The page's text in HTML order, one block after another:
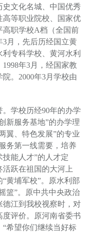
文化名城、中国优秀
等职业院校、国家优
高职学校A档（全国前
3月，先后历经国立黄
专科学校、黄河水利
年3月，经国家教
。2000年3月学校由
学校历经90年的办学
新服务基地”的办学理
翼、特色发展”的专业
务第一线需要，培养
能人才”的人才定
跃在祖国的大河上
黄埔军校”。原水利部
篮”。原中共中央政治
德江到我校视察时，对
评价。原河南省委书
希望你们继续当好标